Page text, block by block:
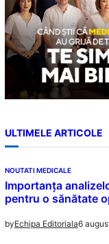
ULTIMELE ARTICOLE
NOUTATI MEDICALE
Importanța
pentru o sănătate
byEchipa Editoriala6